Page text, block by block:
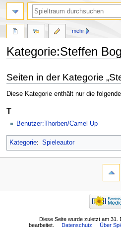
Kategorie:Steffen
Navigation
springen
Suche
springen
Seiten in der Kategorie
Diese Kategorie enthält nur die
T
Benutzer:Thorben/Camel Up
Kategorie: Spieleautor
mehr
Diese Seite wurde zuletzt am
bearbeitet.
Datenschutz Über